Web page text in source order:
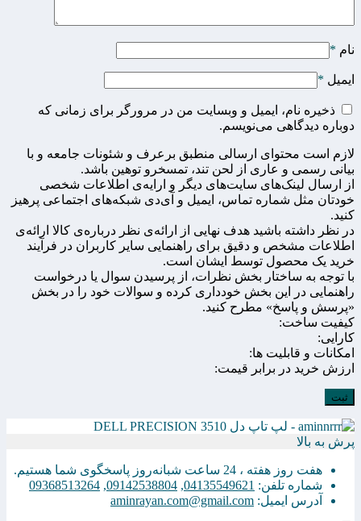
نام *
ایمیل *
ذخیره نام، ایمیل و وبسایت من در مرورگر برای زمانی که
دوباره دیدگاهی می‌نویسم.
لازم است محتوای ارسالی منطبق برعرف و شئونات جامعه و با
بیانی رسمی و عاری از لحن تند، تمسخرو توهین باشد.
از ارسال لینک‌های سایت‌های دیگر و ارایه‌ی اطلاعات شخصی
خودتان مثل شماره تماس، ایمیل و آی‌دی شبکه‌های اجتماعی پرهیز
کنید.
در نظر داشته باشید هدف نهایی از ارائه‌ی نظر درباره‌ی کالا ارائه‌ی
اطلاعات مشخص و دقیق برای راهنمایی سایر کاربران در فرآیند
خرید یک محصول توسط ایشان است.
با توجه به ساختار بخش نظرات، از پرسیدن سوال یا درخواست
راهنمایی در این بخش خودداری کرده و سوالات خود را در بخش
«پرسش و پاسخ» مطرح کنید.
کیفیت ساخت:
کارایی:
امکانات و قابلیت ها:
ارزش خرید در برابر قیمت:
پرش به بالا
هفت روز هفته ، 24 ساعت شبانه‌روز پاسخگوی شما هستیم.
شماره تلفن: 04135549621
,
09142538804
,
09368513264
آدرس ایمیل: aminrayan.com@gmail.com